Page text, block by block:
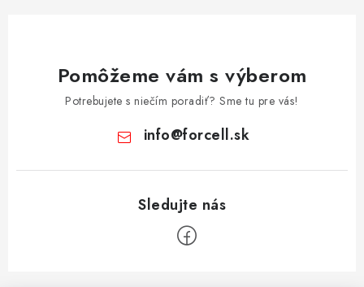
Pomôžeme vám s výberom
Potrebujete s niečím poradiť? Sme tu pre vás!
info@forcell.sk